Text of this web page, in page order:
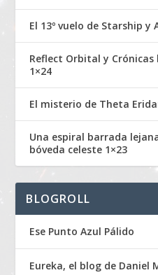
El 13º vuelo de Starship
Reflect Orbital y
1×24
El misterio de Theta
Una espiral barrada
bóveda celeste 1×23
BLOGROLL
Ese Punto Azul Pálido
Eureka, el blog de Daniel